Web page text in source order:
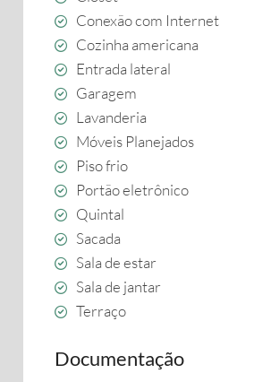
Conexão com Internet
Cozinha americana
Entrada lateral
Garagem
Lavanderia
Móveis Planejados
Piso frio
Portão eletrônico
Quintal
Sacada
Sala de estar
Sala de jantar
Terraço
Documentação